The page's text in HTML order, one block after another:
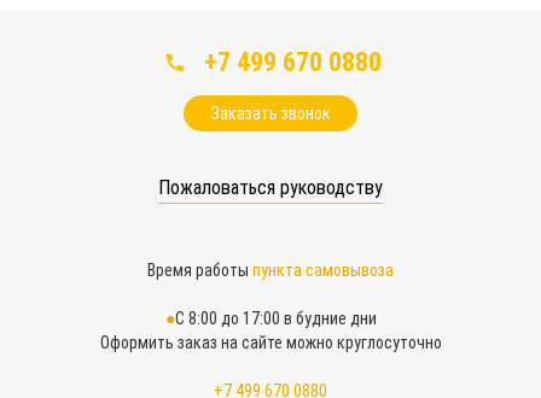
+7 499 670 0880
Заказать звонок
Пожаловаться руководству
Время работы пункта самовывоза
С 8:00 до 17:00 в будние дни
Оформить заказ на сайте можно круглосуточно
+7 499 670 0880